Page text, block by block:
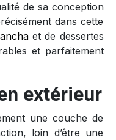
de sa conception
dans cette
et de dessertes
et parfaitement
extérieur
une couche de
loin d’être une